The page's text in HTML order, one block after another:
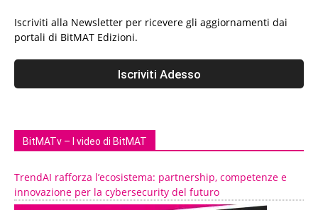
Iscriviti alla Newsletter per ricevere gli aggiornamenti dai
portali di BitMAT Edizioni.
BitMATv – I video di BitMAT
TrendAI rafforza l’ecosistema: partnership, competenze e
innovazione per la cybersecurity del futuro